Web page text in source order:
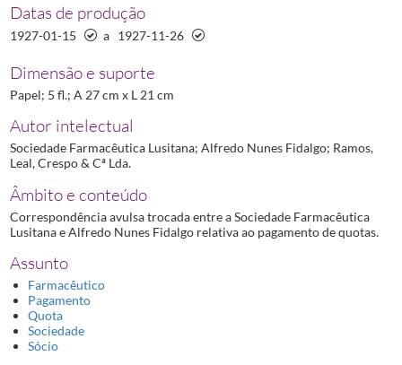
Datas de produção
1927-01-15 a 1927-11-26
Dimensão e suporte
Papel; 5 fl.; A 27 cm x L 21 cm
Autor intelectual
Sociedade Farmacêutica Lusitana; Alfredo Nunes Fidalgo; Ramos,
Leal, Crespo & Cª Lda.
Âmbito e conteúdo
Correspondência avulsa trocada entre a Sociedade Farmacêutica
Lusitana e Alfredo Nunes Fidalgo relativa ao pagamento de quotas.
Assunto
Farmacêutico
Pagamento
Quota
Sociedade
Sócio